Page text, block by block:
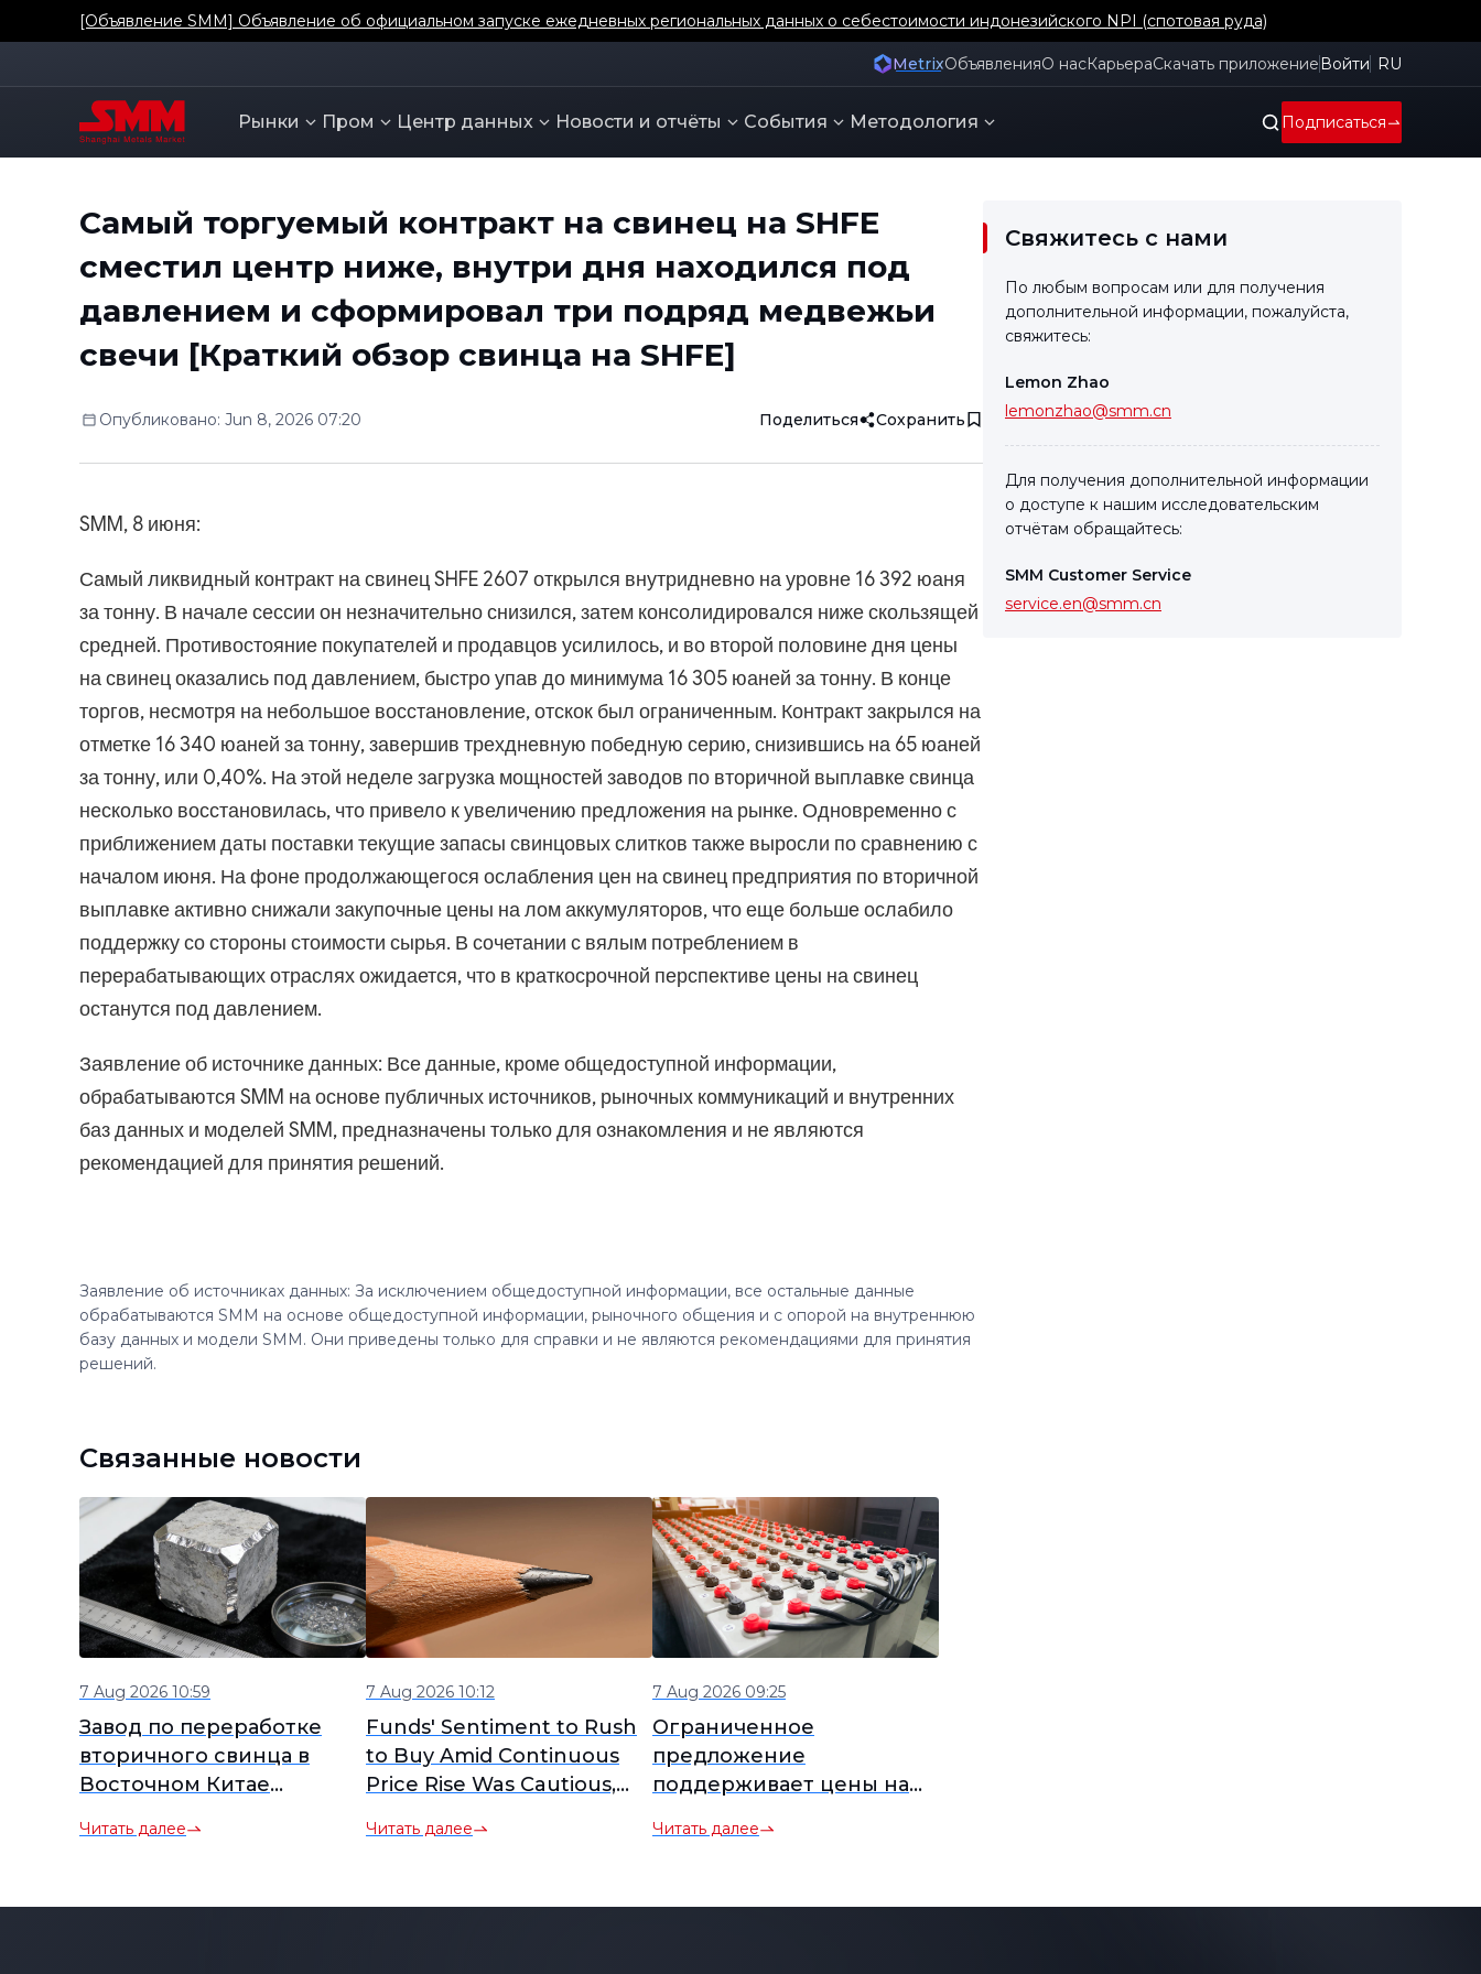
[Объявление SMM] Объявление об официальном запуске ежедневных региональных данных о себестоимости индонезийского NPI (спотовая руда)
MetrixОбъявленияО насКарьераСкачать приложение Войти RU
Рынки Пром Центр данных Новости и отчёты События Методология Подписаться
Самый торгуемый контракт на свинец на SHFE
сместил центр ниже, внутри дня находился под
давлением и сформировал три подряд медвежьи
свечи [Краткий обзор свинца на SHFE]
Опубликовано: Jun 8, 2026 07:20 Поделиться Сохранить
SMM, 8 июня:
Самый ликвидный контракт на свинец SHFE 2607 открылся внутридневно на уровне 16 392 юаня
за тонну. В начале сессии он незначительно снизился, затем консолидировался ниже скользящей
средней. Противостояние покупателей и продавцов усилилось, и во второй половине дня цены
на свинец оказались под давлением, быстро упав до минимума 16 305 юаней за тонну. В конце
торгов, несмотря на небольшое восстановление, отскок был ограниченным. Контракт закрылся на
отметке 16 340 юаней за тонну, завершив трехдневную победную серию, снизившись на 65 юаней
за тонну, или 0,40%. На этой неделе загрузка мощностей заводов по вторичной выплавке свинца
несколько восстановилась, что привело к увеличению предложения на рынке. Одновременно с
приближением даты поставки текущие запасы свинцовых слитков также выросли по сравнению с
началом июня. На фоне продолжающегося ослабления цен на свинец предприятия по вторичной
выплавке активно снижали закупочные цены на лом аккумуляторов, что еще больше ослабило
поддержку со стороны стоимости сырья. В сочетании с вялым потреблением в
перерабатывающих отраслях ожидается, что в краткосрочной перспективе цены на свинец
останутся под давлением.
Заявление об источнике данных: Все данные, кроме общедоступной информации,
обрабатываются SMM на основе публичных источников, рыночных коммуникаций и внутренних
баз данных и моделей SMM, предназначены только для ознакомления и не являются
рекомендацией для принятия решений.
Заявление об источниках данных: За исключением общедоступной информации, все остальные данные
обрабатываются SMM на основе общедоступной информации, рыночного общения и с опорой на внутреннюю
базу данных и модели SMM. Они приведены только для справки и не являются рекомендациями для принятия
решений.
Связанные новости
7 Aug 2026 10:59
Завод по переработке
вторичного свинца в
Восточном Китае
производство на 3
Читать далее
7 Aug 2026 10:12
Funds' Sentiment to Rush
to Buy Amid Continuous
Price Rise Was Cautious,
Closed Higher Today [Lead
Читать далее
7 Aug 2026 09:25
Ограниченное
предложение
поддерживает цены на
следующей неделе
Читать далее
Свяжитесь с нами
По любым вопросам или для получения
дополнительной информации, пожалуйста,
свяжитесь:
Lemon Zhao
lemonzhao@smm.cn
Для получения дополнительной информации
о доступе к нашим исследовательским
отчётам обращайтесь:
SMM Customer Service
service.en@smm.cn